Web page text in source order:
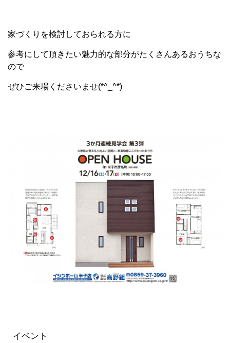
家づくりを検討しておられる方に
参考にして頂きたい魅力的な部分がたくさんあるおうちな
ので
ぜひご来場くださいませ(*^_^*)
イベント